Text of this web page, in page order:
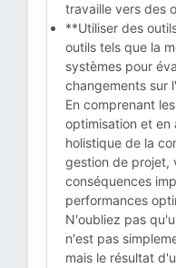
travaille vers des
**Utiliser des
outils tels que la
systèmes pour
changements sur
En comprenant
optimisation et
holistique de la
gestion de projet,
conséquences
performances
N'oubliez pas
n'est pas
mais le résultat